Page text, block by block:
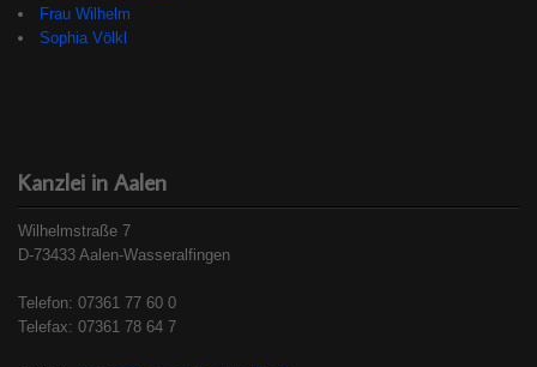
Frau Wilhelm
Sophia Völkl
Kanzlei in Aalen
Wilhelmstraße 7
D-73433 Aalen-Wasseralfingen
Telefon: 07361 77 60 0
Telefax: 07361 78 64 7